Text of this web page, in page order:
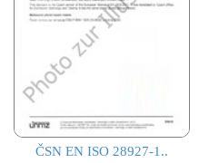
ČSN EN ISO 28927-1..